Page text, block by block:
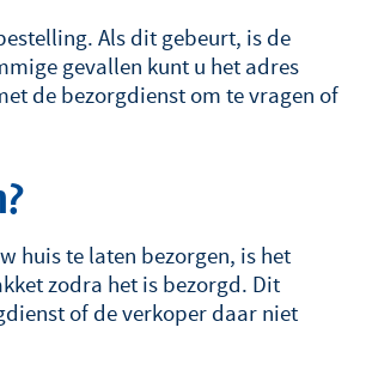
Als dit gebeurt, is de
gevallen kunt u het adres
de bezorgdienst om te vragen of
huis te laten bezorgen, is het
zodra het is bezorgd. Dit
of de verkoper daar niet